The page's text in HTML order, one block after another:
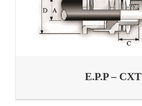
E.P.P – CXT